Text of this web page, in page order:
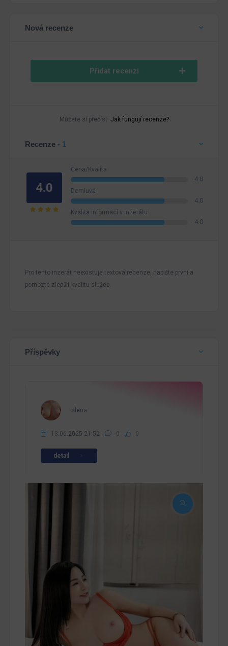
Nová recenze
Přidat recenzi
Můžete si přečíst: Jak fungují recenze?
Recenze - 1
4.0
Cena/Kvalita
4.0
Domluva
4.0
Kvalita informací v inzerátu
4.0
Pro tento inzerát neexistuje textová recenze, napište první a
pomozte zlepšit kvalitu služeb.
Příspěvky
alena
13.06.2025 21:52 0 0
detail